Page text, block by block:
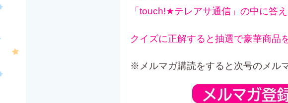
「touch!★テレアサ通信」の中に答
クイズに正解すると抽選で豪華商品
※メルマガ購読をすると次号のメル